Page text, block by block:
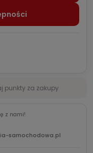
punkty za zakupy
z nami!
samochodowa.pl